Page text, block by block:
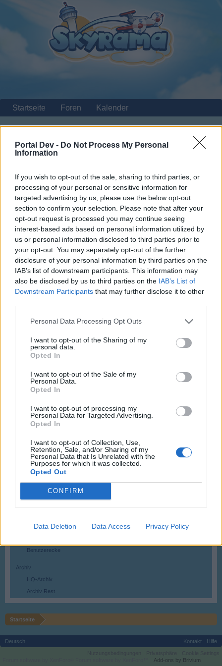
Portal Dev - Do Not Process My Personal
Information
If you wish to opt-out of the sale, sharing to third parties, or
processing of your personal or sensitive information for
targeted advertising by us, please use the below opt-out
section to confirm your selection. Please note that after your
opt-out request is processed you may continue seeing
interest-based ads based on personal information utilized by
us or personal information disclosed to third parties prior to
your opt-out. You may separately opt-out of the further
disclosure of your personal information by third parties on the
IAB’s list of downstream participants. This information may
also be disclosed by us to third parties on the IAB’s List of
Downstream Participants that may further disclose it to other
Personal Data Processing Opt Outs
I want to opt-out of the Sharing of my
personal data.
Opted In
I want to opt-out of the Sale of my
Personal Data.
Opted In
I want to opt-out of processing my
Personal Data for Targeted Advertising.
Opted In
I want to opt-out of Collection, Use,
Retention, Sale, and/or Sharing of my
Personal Data that Is Unrelated with the
Purposes for which it was collected.
Opted Out
CONFIRM
Data Deletion Data Access Privacy Policy
Startseite
Liebe(r) Forum-Leser/in,
wenn Du in diesem Forum aktiv an den Gesprächen
teilnehmen oder eigene Themen starten möchtest,
musst Du Dich bitte zunächst im Spiel einloggen.
Falls Du noch keinen Spielaccount besitzt, bitte
registriere Dich neu. Wir freuen uns auf Deinen
nächsten Besuch in unserem Forum!„Zum Spiel“
Allgemeine Links
Startseite
Letzte Aktivitäten
Anmelden oder registrieren
Zentrale
FAQs
Fragen und Fehlermeldungen
Benutzer & Spiel
Update- & Ideensammlung
Benutzerecke
Archiv
HQ-Archiv
Archiv Rest
Startseite
Startseite Foren Kalender
Deutsch Kontakt
Hilfe
Add-ons by Brivium